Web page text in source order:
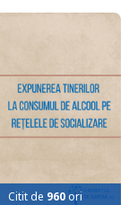
Citit de 960ori